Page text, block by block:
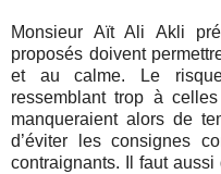
Monsieur Aït Ali Akli
proposés doivent
et au calme. Le
ressemblant trop à
manqueraient alors de
d’éviter les consignes
contraignants. Il faut